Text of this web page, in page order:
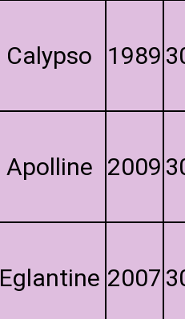
Calypso 1989
Apolline 2009
Eglantine 2007